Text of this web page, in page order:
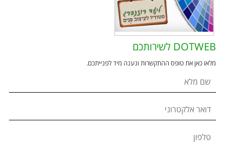
DOTWEB לשירותכם
מלאו כאן את טופס ההתקשרות ונענה מיד לפנייתכם.
שם מלא
דואר אלקטרוני
טלפון